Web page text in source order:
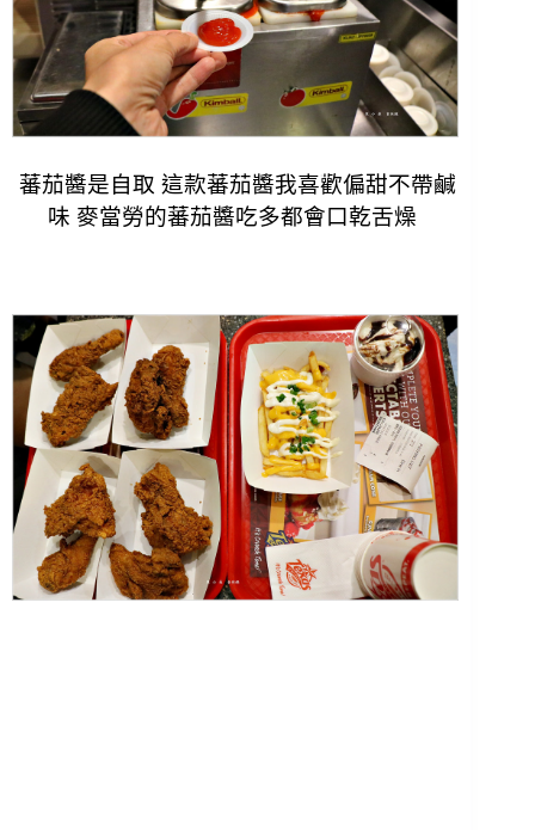
蕃茄醬是自取 這款蕃茄醬我喜歡偏甜不帶鹹
味 麥當勞的蕃茄醬吃多都會口乾舌燥